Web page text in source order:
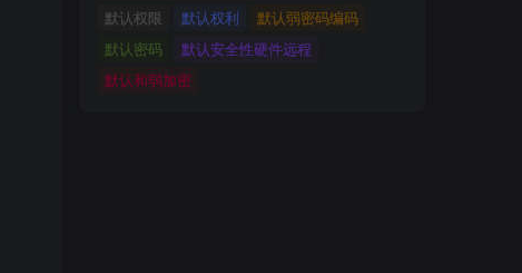
默认权限
默认权利
默认弱密码编码
默认密码
默认安全性硬件远程
默认和弱加密